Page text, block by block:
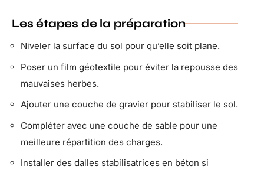
Les étapes de la préparation
Niveler la surface du sol pour qu’elle soit plane.
Poser un film géotextile pour éviter la repousse des
mauvaises herbes.
Ajouter une couche de gravier pour stabiliser le sol.
Compléter avec une couche de sable pour une
meilleure répartition des charges.
Installer des dalles stabilisatrices en béton si